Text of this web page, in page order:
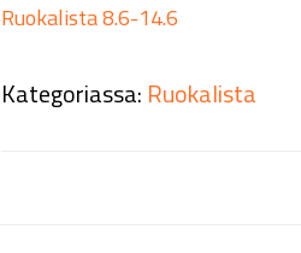
Ruokalista 8.6-14.6
Kategoriassa: Ruokalista